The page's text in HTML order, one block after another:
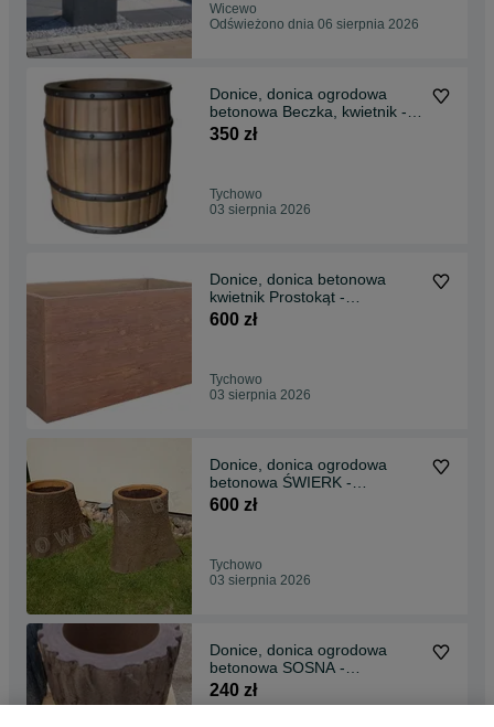
Wicewo
Odświeżono dnia 06 sierpnia 2026
Donice, donica ogrodowa
betonowa Beczka, kwietnik -
PRODUCENT
350 zł
Tychowo
03 sierpnia 2026
Donice, donica betonowa
kwietnik Prostokąt -
PRODUCENT
600 zł
Tychowo
03 sierpnia 2026
Donice, donica ogrodowa
betonowa ŚWIERK -
PRODUCENT
600 zł
Tychowo
03 sierpnia 2026
Donice, donica ogrodowa
betonowa SOSNA -
PRODUCENT
240 zł